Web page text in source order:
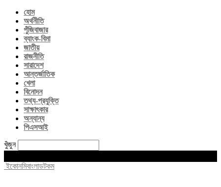
হোম
অর্থনীতি
পুঁজিবাজার
ব্যাংক-বিমা
জাতীয়
রাজনীতি
সারাদেশ
আন্তর্জাতিক
খেলা
বিনোদন
তথ্য-প্রযুক্তি
সাক্ষাৎকার
অন্যান্য
পিএসআই
খুঁজুন
ইকোনমিবাংলাডটকম